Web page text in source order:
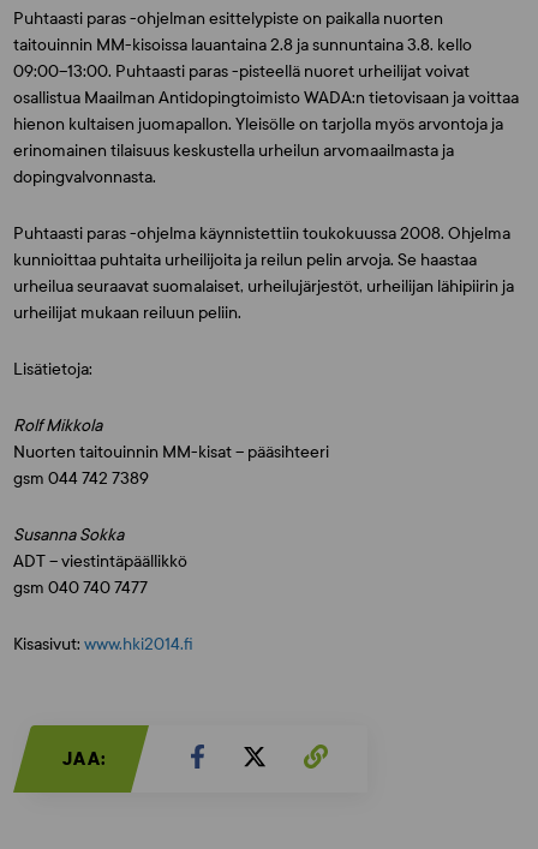
Puhtaasti paras -ohjelman esittelypiste on paikalla nuorten
taitouinnin MM-kisoissa lauantaina 2.8 ja sunnuntaina 3.8. kello
09:00–13:00. Puhtaasti paras -pisteellä nuoret urheilijat voivat
osallistua Maailman Antidopingtoimisto WADA:n tietovisaan ja voittaa
hienon kultaisen juomapallon. Yleisölle on tarjolla myös arvontoja ja
erinomainen tilaisuus keskustella urheilun arvomaailmasta ja
dopingvalvonnasta.
Puhtaasti paras -ohjelma käynnistettiin toukokuussa 2008. Ohjelma
kunnioittaa puhtaita urheilijoita ja reilun pelin arvoja. Se haastaa
urheilua seuraavat suomalaiset, urheilujärjestöt, urheilijan lähipiirin ja
urheilijat mukaan reiluun peliin.
Lisätietoja:
Rolf Mikkola
Nuorten taitouinnin MM-kisat – pääsihteeri
gsm 044 742 7389
Susanna Sokka
ADT – viestintäpäällikkö
gsm 040 740 7477
Kisasivut:www.hki2014.fi
JAA: